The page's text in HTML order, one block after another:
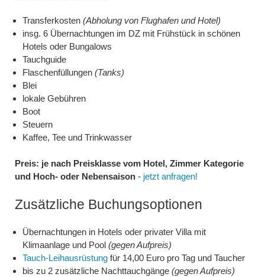
Transferkosten(Abholung von Flughafen und Hotel)
insg. 6 Übernachtungen im DZ mit Frühstück in schönen
Hotels oder Bungalows
Tauchguide
Flaschenfüllungen(Tanks)
Blei
lokale Gebühren
Boot
Steuern
Kaffee, Tee und Trinkwasser
Preis: je nach Preisklasse vom Hotel, Zimmer Kategorie
und Hoch- oder Nebensaison- jetzt anfragen!
Zusätzliche Buchungsoptionen
Übernachtungen in Hotels oder privater Villa mit
Klimaanlage und Pool(gegen Aufpreis)
Tauch-Leihausrüstung für 14,00 Euro pro Tag und Taucher
bis zu 2 zusätzliche Nachttauchgänge(gegen Aufpreis)